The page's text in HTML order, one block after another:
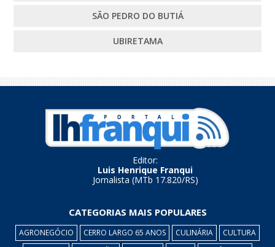
SÃO PEDRO DO BUTIÁ
UBIRETAMA
Editor:
Luis Henrique Franqui
Jornalista (MTb 17.820/RS)
CATEGORIAS MAIS POPULARES
AGRONEGÓCIO CERRO LARGO 65 ANOS CULINÁRIA
CULTURA